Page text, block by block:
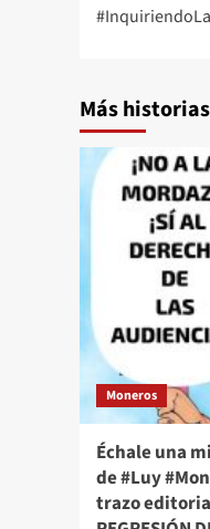
Más historias
Moneros
Échale una
de #Luy
trazo